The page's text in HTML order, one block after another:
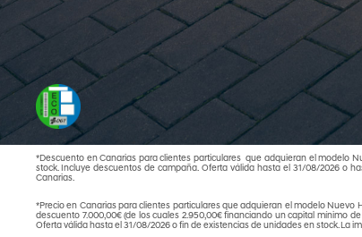
*Descuento en Canarias para clientes particulares que adquieran el modelo
stock. Incluye descuentos de campaña. Oferta válida hasta el 31/08/2026 o
Canarias.
*Precio en Canarias para clientes particulares que adquieran el modelo Nuevo
descuento 7.000,00€ (de los cuales 2.950,00€ financiando un capital mínimo
Oferta válida hasta el 31/08/2026 o fin de existencias de unidades en stock. La